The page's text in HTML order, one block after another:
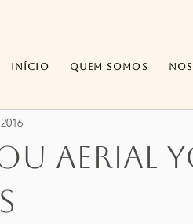
Início Quem Somos
Aerial